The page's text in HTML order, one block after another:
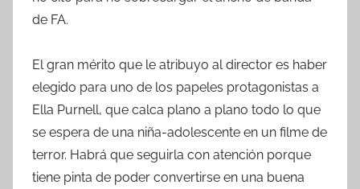
de FA.
El gran mérito que le atribuyo al director es haber
elegido para uno de los papeles protagonistas a
Ella Purnell, que calca plano a plano todo lo que
se espera de una niña-adolescente en un filme de
terror. Habrá que seguirla con atención porque
tiene pinta de poder convertirse en una buena